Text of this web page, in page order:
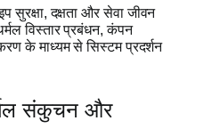
सुरक्षा, दक्षता और सेवा जीवन
विस्तार प्रबंधन, कंपन
के माध्यम से सिस्टम प्रदर्शन
संकुचन और